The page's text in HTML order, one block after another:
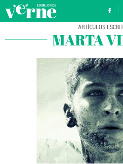
MARTA